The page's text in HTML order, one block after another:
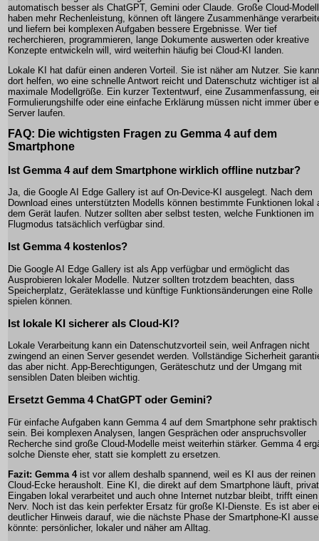
automatisch besser als ChatGPT, Gemini oder Claude. Große Cloud-
haben mehr Rechenleistung, können oft längere Zusammenhänge
und liefern bei komplexen Aufgaben bessere Ergebnisse. Wer tief
recherchieren, programmieren, lange Dokumente auswerten oder kreative
Konzepte entwickeln will, wird weiterhin häufig bei Cloud-KI landen.
Lokale KI hat dafür einen anderen Vorteil. Sie ist näher am Nutzer. Sie kann
dort helfen, wo eine schnelle Antwort reicht und Datenschutz wichtiger ist
maximale Modellgröße. Ein kurzer Textentwurf, eine Zusammenfassung,
Formulierungshilfe oder eine einfache Erklärung müssen nicht immer über
Server laufen.
FAQ: Die wichtigsten Fragen zu Gemma 4 auf dem
Smartphone
Ist Gemma 4 auf dem Smartphone wirklich offline nutzbar?
Ja, die Google AI Edge Gallery ist auf On-Device-KI ausgelegt. Nach dem
Download eines unterstützten Modells können bestimmte Funktionen lokal
dem Gerät laufen. Nutzer sollten aber selbst testen, welche Funktionen im
Flugmodus tatsächlich verfügbar sind.
Ist Gemma 4 kostenlos?
Die Google AI Edge Gallery ist als App verfügbar und ermöglicht das
Ausprobieren lokaler Modelle. Nutzer sollten trotzdem beachten, dass
Speicherplatz, Geräteklasse und künftige Funktionsänderungen eine Rolle
spielen können.
Ist lokale KI sicherer als Cloud-KI?
Lokale Verarbeitung kann ein Datenschutzvorteil sein, weil Anfragen nicht
zwingend an einen Server gesendet werden. Vollständige Sicherheit
das aber nicht. App-Berechtigungen, Geräteschutz und der Umgang mit
sensiblen Daten bleiben wichtig.
Ersetzt Gemma 4 ChatGPT oder Gemini?
Für einfache Aufgaben kann Gemma 4 auf dem Smartphone sehr praktisch
sein. Bei komplexen Analysen, langen Gesprächen oder anspruchsvoller
Recherche sind große Cloud-Modelle meist weiterhin stärker. Gemma 4
solche Dienste eher, statt sie komplett zu ersetzen.
Fazit: Gemma 4ist vor allem deshalb spannend, weil es KI aus der reinen
Cloud-Ecke herausholt. Eine KI, die direkt auf dem Smartphone läuft,
Eingaben lokal verarbeitet und auch ohne Internet nutzbar bleibt, trifft einen
Nerv. Noch ist das kein perfekter Ersatz für große KI-Dienste. Es ist aber
deutlicher Hinweis darauf, wie die nächste Phase der Smartphone-KI
könnte: persönlicher, lokaler und näher am Alltag.